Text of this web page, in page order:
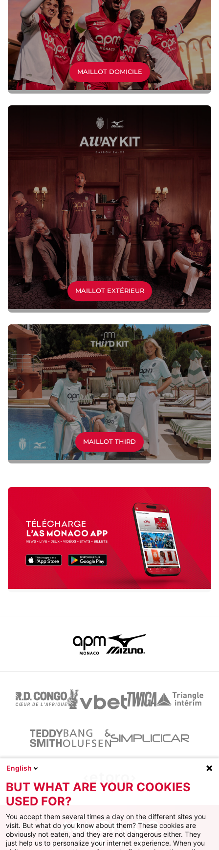
MAILLOT DOMICILE
MAILLOT EXTÉRIEUR
MAILLOT THIRD
Facebook
X Instagram
YoutubeTikTokTwitch
English
BUT WHAT ARE YOUR COOKIES
USED FOR?
You accept them several times a day on the different sites you
visit. But what do you know about them? These cookies are
obviously not eaten, and they are not dangerous either. They
just help us to personalize your internet experience. When you